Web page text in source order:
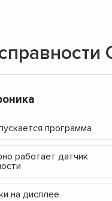
программа
работает датчик
на дисплее